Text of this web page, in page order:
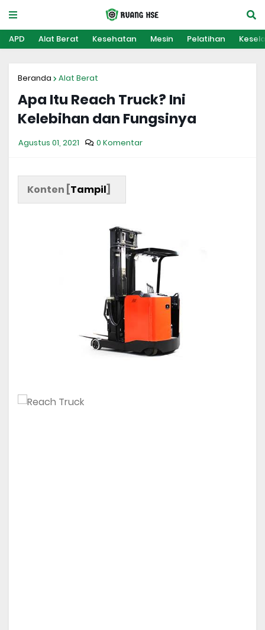
APD Alat Berat Kesehatan Mesin Pelatihan
Beranda Alat Berat
Apa Itu Reach Truck? Ini
Kelebihan dan Fungsinya
Agustus 01, 2021 0 Komentar
Konten [Tampil]